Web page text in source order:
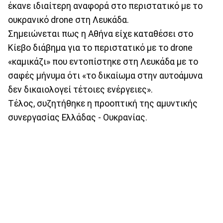
έκανε ιδιαίτερη αναφορά στο περιστατικό με το
ουκρανικό drone στη Λευκάδα.
Σημειώνεται πως η Αθήνα είχε καταθέσει στο
Κίεβο διάβημα για το περιστατικό με το drone
«καμικάζι» που εντοπίστηκε στη Λευκάδα με το
σαφές μήνυμα ότι «το δικαίωμα στην αυτοάμυνα
δεν δικαιολογεί τέτοιες ενέργειες».
Τέλος, συζητήθηκε η προοπτική της αμυντικής
συνεργασίας Ελλάδας - Ουκρανίας.